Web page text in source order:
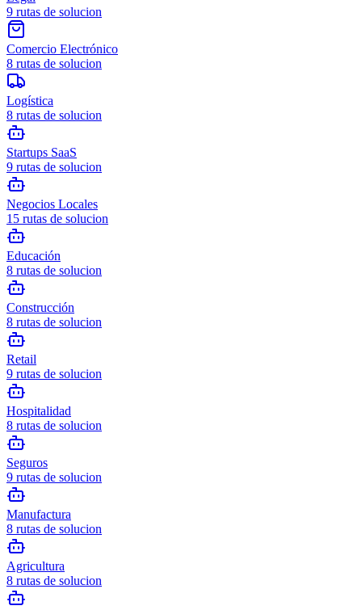
9 rutas de solucion
Comercio Electrónico
8 rutas de solucion
Logística
8 rutas de solucion
Startups SaaS
9 rutas de solucion
Negocios Locales
15 rutas de solucion
Educación
8 rutas de solucion
Construcción
8 rutas de solucion
Retail
9 rutas de solucion
Hospitalidad
8 rutas de solucion
Seguros
9 rutas de solucion
Manufactura
8 rutas de solucion
Agricultura
8 rutas de solucion